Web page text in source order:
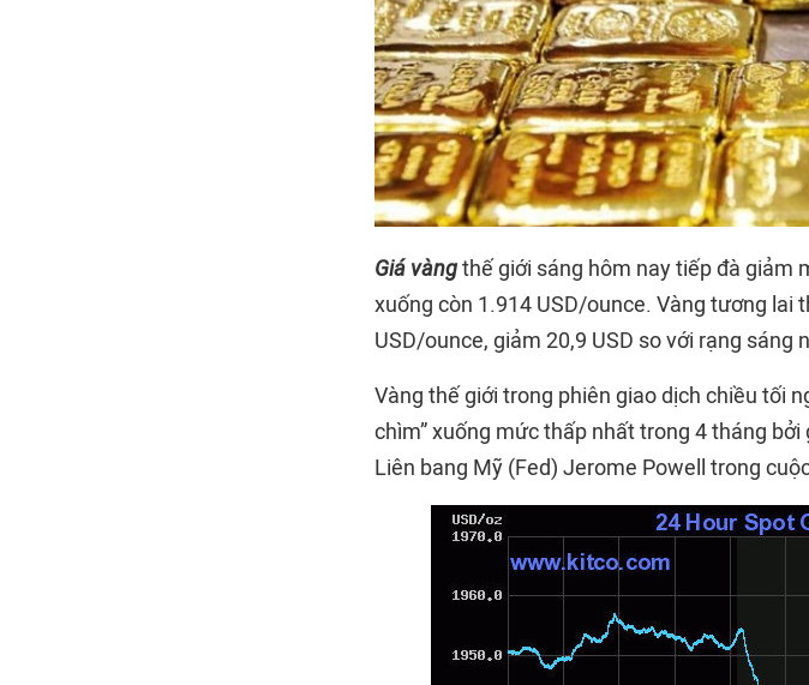
Giá vàngthế giới sáng hôm nay tiếp đà giảm
xuống còn 1.914 USD/ounce. Vàng tương lai
USD/ounce, giảm 20,9 USD so với rạng sáng
Vàng thế giới trong phiên giao dịch chiều tối
chìm” xuống mức thấp nhất trong 4 tháng
Liên bang Mỹ (Fed) Jerome Powell trong